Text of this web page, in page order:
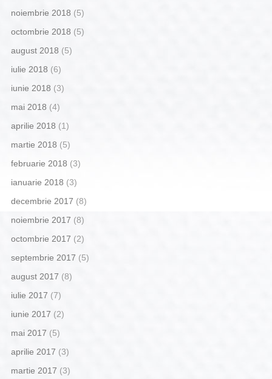
noiembrie 2018 (5)
octombrie 2018 (5)
august 2018 (5)
iulie 2018 (6)
iunie 2018 (3)
mai 2018 (4)
aprilie 2018 (1)
martie 2018 (5)
februarie 2018 (3)
ianuarie 2018 (3)
decembrie 2017 (8)
noiembrie 2017 (8)
octombrie 2017 (2)
septembrie 2017 (5)
august 2017 (8)
iulie 2017 (7)
iunie 2017 (2)
mai 2017 (5)
aprilie 2017 (3)
martie 2017 (3)